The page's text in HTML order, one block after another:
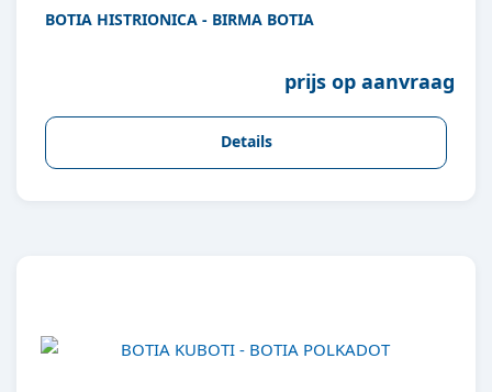
BOTIA HISTRIONICA - BIRMA BOTIA
prijs op aanvraag
Details